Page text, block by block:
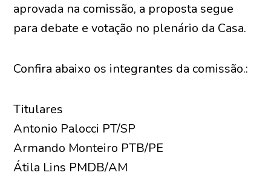
aprovada na comissão, a proposta segue
para debate e votação no plenário da Casa.
Confira abaixo os integrantes da comissão.:
Titulares
Antonio Palocci PT/SP
Armando Monteiro PTB/PE
Átila Lins PMDB/AM